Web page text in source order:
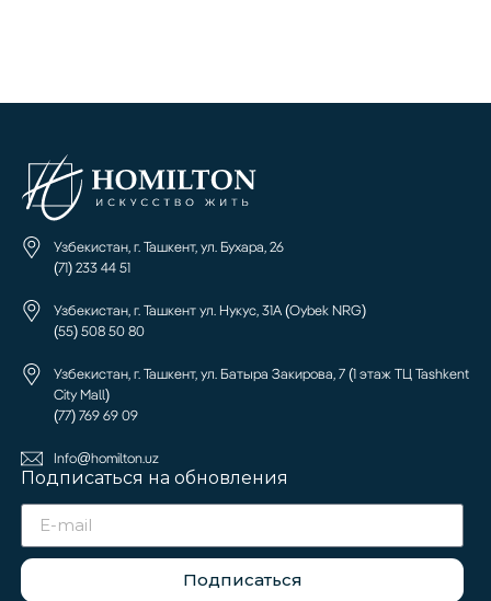
Узбекистан, г. Ташкент, ул. Бухара, 26
(71) 233 44 51
Узбекистан, г. Ташкент ул. Нукус, 31А (Oybek NRG)
(55) 508 50 80
Узбекистан, г. Ташкент, ул. Батыра Закирова, 7 (1 этаж ТЦ Tashkent
City Mall)
(77) 769 69 09
Info@homilton.uz
Подписаться на обновления
Подписаться